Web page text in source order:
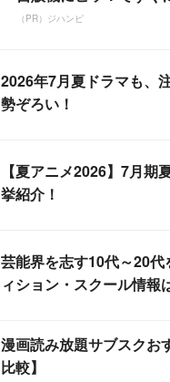
（PR）ジハンピ
2026年7月夏ドラマも、
勢ぞろい！
【夏アニメ2026】7月期
挙紹介！
芸能界を志す10代～20
ィション・スクール情報
漫画読み放題サブスクお
比較】